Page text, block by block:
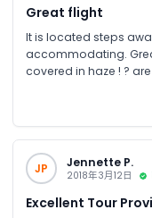
Great flight
It is located steps
accommodating.
covered in haze ! ?
JP Jennette P.
2018年3月12日
Excellent Tour